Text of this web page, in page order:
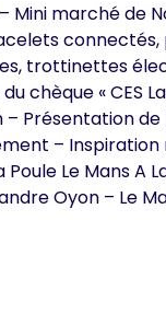
– Mini marché de
trottinettes
chèque « CES
Présentation de
–
Le Mans A
Oyon – Le